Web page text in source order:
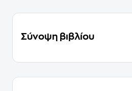
Σύνοψη βιβλίου